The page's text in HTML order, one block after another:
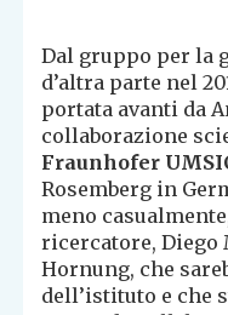
Dal gruppo per la
d’altra parte nel
portata avanti da
collaborazione
Fraunhofer
Rosemberg in
meno
ricercatore, Diego
Hornung, che
dell’istituto e che